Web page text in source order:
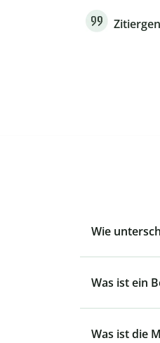
Wie
Was ist ein
Was ist die